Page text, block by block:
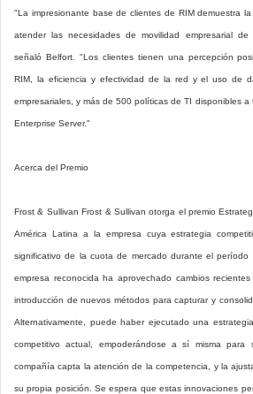
"La impresionante base de clientes de RIM demuestra
atender las necesidades de movilidad empresarial de
señaló Belfort. "Los clientes tienen una percepción
RIM, la eficiencia y efectividad de la red y el uso de
empresariales, y más de 500 políticas de TI disponibles a
Enterprise Server."
Acerca del Premio
Frost & Sullivan Frost & Sullivan otorga el premio
América Latina a la empresa cuya estrategia
significativo de la cuota de mercado durante el período
empresa reconocida ha aprovechado cambios
introducción de nuevos métodos para capturar y
Alternativamente, puede haber ejecutado una
competitivo actual, empoderándose a sí misma para
compañía capta la atención de la competencia, y la
su propia posición. Se espera que estas innovaciones